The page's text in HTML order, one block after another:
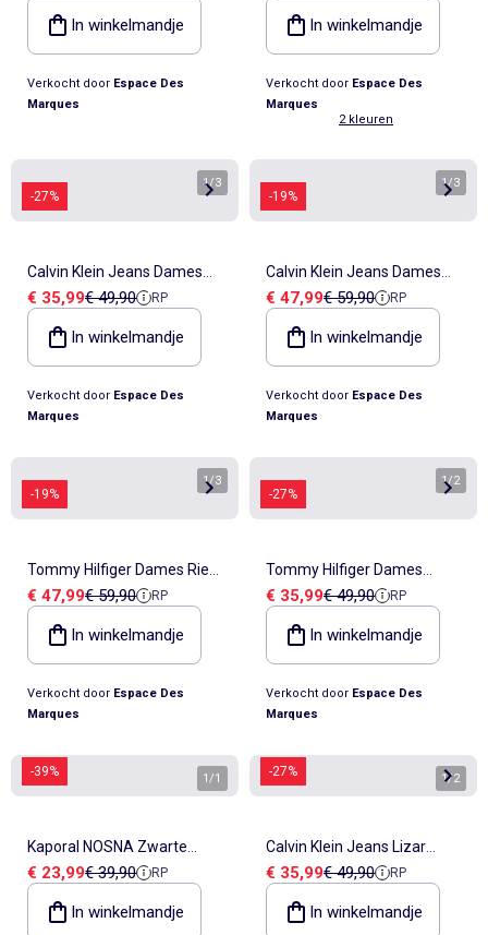
In winkelmandje
Verkocht door Espace Des
Marques
In winkelmandje
Verkocht door Espace Des
Marques
2 kleuren
-27%
1/3
Calvin Klein Jeans Dames
Skinny Riem Wit met CK
Gesp
Verkoopprijs
€ 35,99Referentieprijs
€ 49,90 RP
In winkelmandje
Verkocht door Espace Des
Marques
-19%
1/3
Calvin Klein Jeans Dames
Zwarte Riem Emblem
LV04F7048G
Verkoopprijs
€ 47,99Referentieprijs
€ 59,90 RP
In winkelmandje
Verkocht door Espace Des
Marques
-19%
1/3
Tommy Hilfiger Dames Riem
Zwart met TH Logo 2.5 cm
Verkoopprijs
€ 47,99Referentieprijs
€ 59,90 RP
In winkelmandje
Verkocht door Espace Des
Marques
-27%
1/2
Tommy Hilfiger Dames
Metallic 2.0 Zwarte Riem
Verkoopprijs
€ 35,99Referentieprijs
€ 49,90 RP
In winkelmandje
Verkocht door Espace Des
Marques
-39% 1 /1
Kaporal NOSNA Zwarte
Croco Damesriem
Verkoopprijs
€ 23,99Referentieprijs
€ 39,90 RP
In winkelmandje
-27% 1/2
Calvin Klein Jeans Lizar
Zwarte Damesriem
Verkoopprijs
€ 35,99Referentieprijs
€ 49,90 RP
In winkelmandje